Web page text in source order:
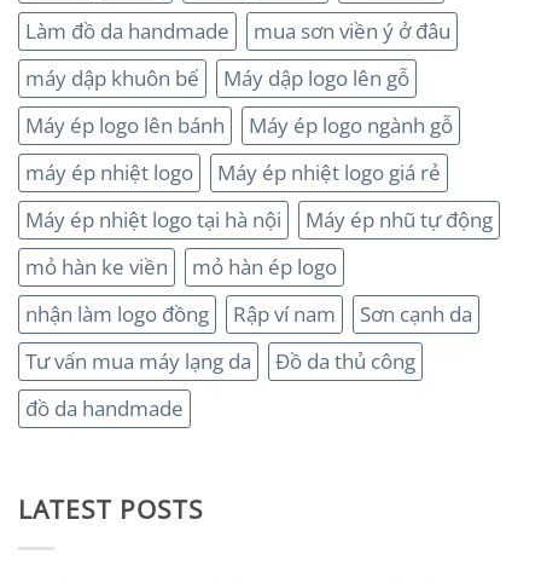
Làm đồ da handmade
mua sơn viền ý ở đâu
máy dập khuôn bế
Máy dập logo lên gỗ
Máy ép logo lên bánh
Máy ép logo ngành gỗ
máy ép nhiệt logo
Máy ép nhiệt logo giá rẻ
Máy ép nhiệt logo tại hà nội
Máy ép nhũ tự động
mỏ hàn ke viền
mỏ hàn ép logo
nhận làm logo đồng
Rập ví nam
Sơn cạnh da
Tư vấn mua máy lạng da
Đồ da thủ công
đồ da handmade
LATEST POSTS